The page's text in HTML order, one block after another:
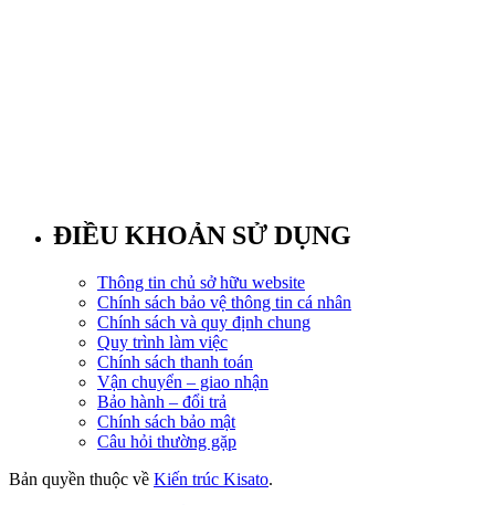
ĐIỀU KHOẢN SỬ DỤNG
Thông tin chủ sở hữu website
Chính sách bảo vệ thông tin cá nhân
Chính sách và quy định chung
Quy trình làm việc
Chính sách thanh toán
Vận chuyển – giao nhận
Bảo hành – đổi trả
Chính sách bảo mật
Câu hỏi thường gặp
Bản quyền thuộc về Kiến trúc Kisato.